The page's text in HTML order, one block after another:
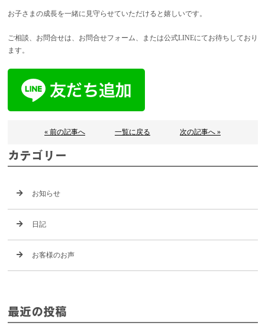
お子さまの成長を一緒に見守らせていただけると嬉しいです。
ご相談、お問合せは、お問合せフォーム、または公式LINEにてお待ちしており
ます。
« 前の記事へ 一覧に戻る 次の記事へ »
カテゴリー
お知らせ
日記
お客様のお声
最近の投稿